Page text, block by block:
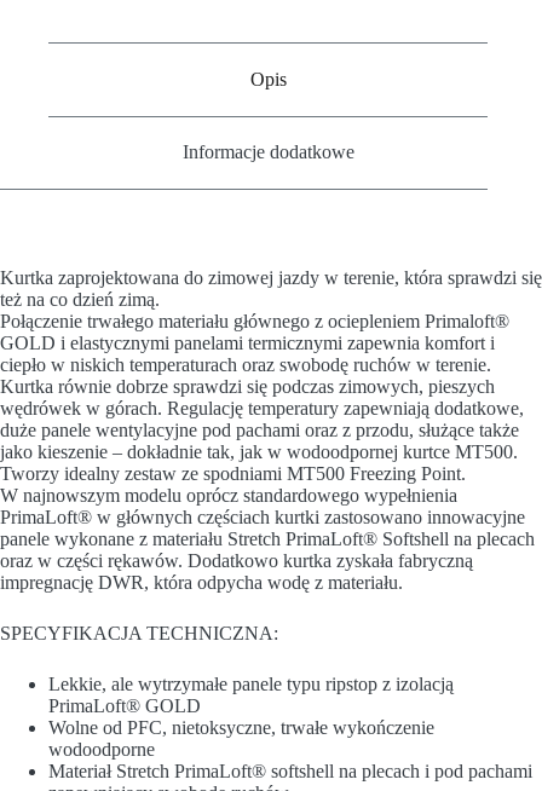
Opis
Informacje dodatkowe
Kurtka zaprojektowana do zimowej jazdy w terenie, która sprawdzi się
też na co dzień zimą.
Połączenie trwałego materiału głównego z ociepleniem Primaloft®
GOLD i elastycznymi panelami termicznymi zapewnia komfort i
ciepło w niskich temperaturach oraz swobodę ruchów w terenie.
Kurtka równie dobrze sprawdzi się podczas zimowych, pieszych
wędrówek w górach. Regulację temperatury zapewniają dodatkowe,
duże panele wentylacyjne pod pachami oraz z przodu, służące także
jako kieszenie – dokładnie tak, jak w wodoodpornej kurtce MT500.
Tworzy idealny zestaw ze spodniami MT500 Freezing Point.
W najnowszym modelu oprócz standardowego wypełnienia
PrimaLoft® w głównych częściach kurtki zastosowano innowacyjne
panele wykonane z materiału Stretch PrimaLoft® Softshell na plecach
oraz w części rękawów. Dodatkowo kurtka zyskała fabryczną
impregnację DWR, która odpycha wodę z materiału.
SPECYFIKACJA TECHNICZNA:
Lekkie, ale wytrzymałe panele typu ripstop z izolacją
PrimaLoft® GOLD
Wolne od PFC, nietoksyczne, trwałe wykończenie
wodoodporne
Materiał Stretch PrimaLoft® softshell na plecach i pod pachami